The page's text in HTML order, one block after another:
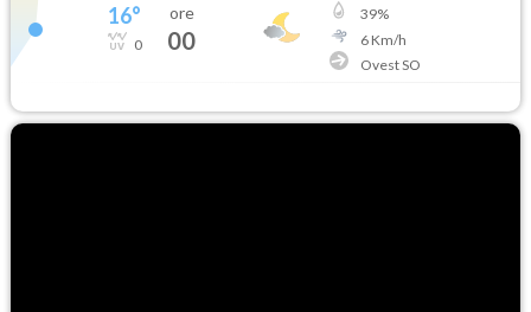
16°
0
ore
00
39%
6Km/h
Ovest SO